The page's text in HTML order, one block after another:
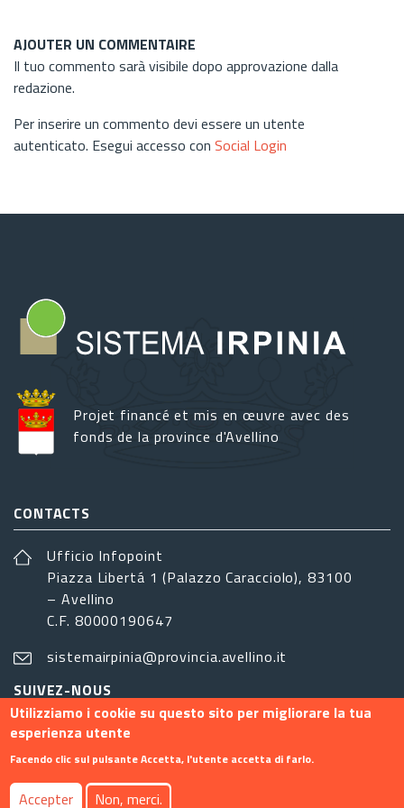
AJOUTER UN COMMENTAIRE
Il tuo commento sarà visibile dopo approvazione dalla
redazione.
Per inserire un commento devi essere un utente
autenticato. Esegui accesso con Social Login
Projet financé et mis en œuvre avec des
fonds de la province d'Avellino
CONTACTS
Ufficio Infopoint
Piazza Libertá 1 (Palazzo Caracciolo), 83100
– Avellino
C.F. 80000190647
sistemairpinia@provincia.avellino.it
SUIVEZ-NOUS
Footer menu
Utilizziamo i cookie su questo sito per migliorare la tua
esperienza utente
Facendo clic sul pulsante Accetta, l'utente accetta di farlo.
Accepter Non, merci.